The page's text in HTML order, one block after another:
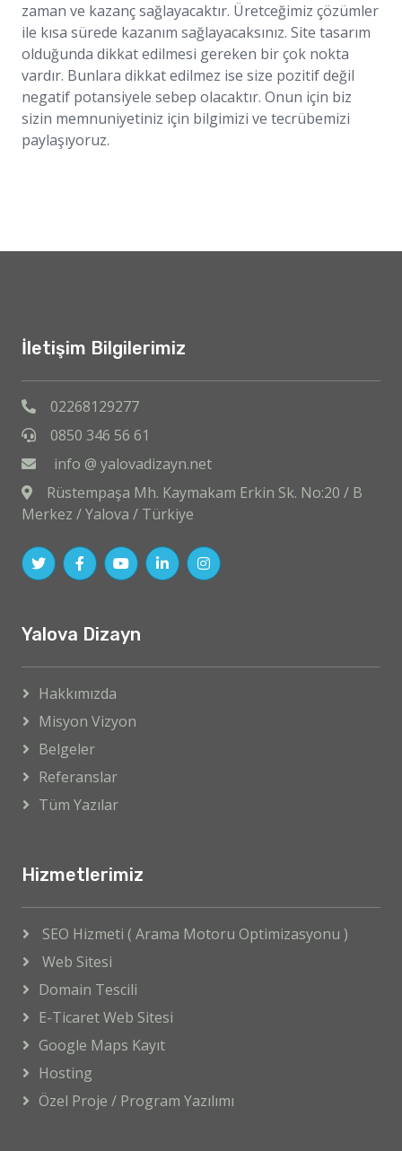
zaman ve kazanç sağlayacaktır. Üretceğimiz çözümler
ile kısa sürede kazanım sağlayacaksınız. Site tasarım
olduğunda dikkat edilmesi gereken bir çok nokta
vardır. Bunlara dikkat edilmez ise size pozitif değil
negatif potansiyele sebep olacaktır. Onun için biz
sizin memnuniyetiniz için bilgimizi ve tecrübemizi
paylaşıyoruz.
İletişim Bilgilerimiz
02268129277
0850 346 56 61
info @ yalovadizayn.net
Rüstempaşa Mh. Kaymakam Erkin Sk. No:20 / B
Merkez / Yalova / Türkiye
Yalova Dizayn
Hakkımızda
Misyon Vizyon
Belgeler
Referanslar
Tüm Yazılar
Hizmetlerimiz
SEO Hizmeti ( Arama Motoru Optimizasyonu )
Web Sitesi
Domain Tescili
E-Ticaret Web Sitesi
Google Maps Kayıt
Hosting
Özel Proje / Program Yazılımı